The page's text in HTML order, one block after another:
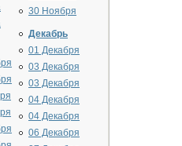
30 Ноября
Декабрь
01 Декабря
03 Декабря
03 Декабря
04 Декабря
04 Декабря
06 Декабря